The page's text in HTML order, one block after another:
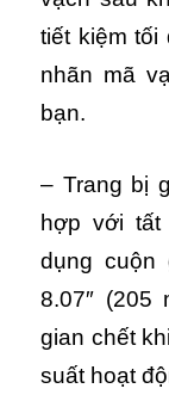
tiết kiệm tối
nhãn mã
bạn.
– Trang bị
hợp với
dụng
8.07″ (205
gian chết
suất hoạt